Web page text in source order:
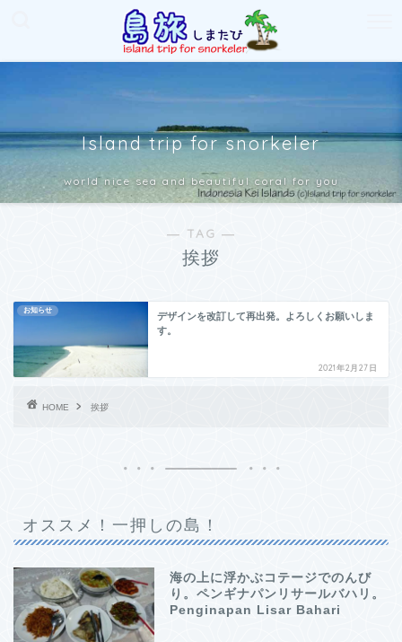
Island trip for snorkeler
world nice sea and beautiful coral for you
― TAG ―
挨拶
お知らせ
デザインを改訂して再出発。よろしくお願いしま
す。
2021年2月27日
HOME 挨拶
オススメ！一押しの島！
海の上に浮かぶコテージでのんび
り。ペンギナパンリサールバハリ。
Penginapan Lisar Bahari